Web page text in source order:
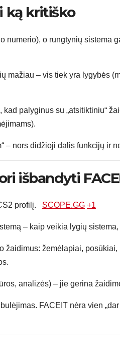
ką kritiško
numerio), o rungtynių sistema
mažiau – vis tiek yra lygybės
palyginus su „atsitiktiniu“
– nors didžioji dalis funkcijų ir
išbandyti
profilį. SCOPE.GG +1
– kaip veikia lygių
žaidimus: žemėlapiai, posūkiai,
analizės) – jie gerina
FACEIT nėra vien